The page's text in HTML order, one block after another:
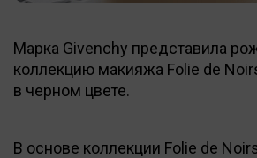
Марка Givenchy представила
коллекцию макияжа Folie de
в черном цвете.
В основе коллекции Folie de